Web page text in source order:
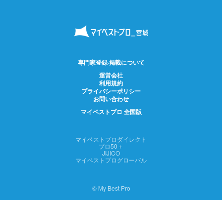
専門家登録·掲載について
運営会社
利用規約
プライバシーポリシー
お問い合わせ
マイベストプロ 全国版
マイベストプロダイレクト
プロ50＋
JIJICO
マイベストプログローバル
© My Best Pro